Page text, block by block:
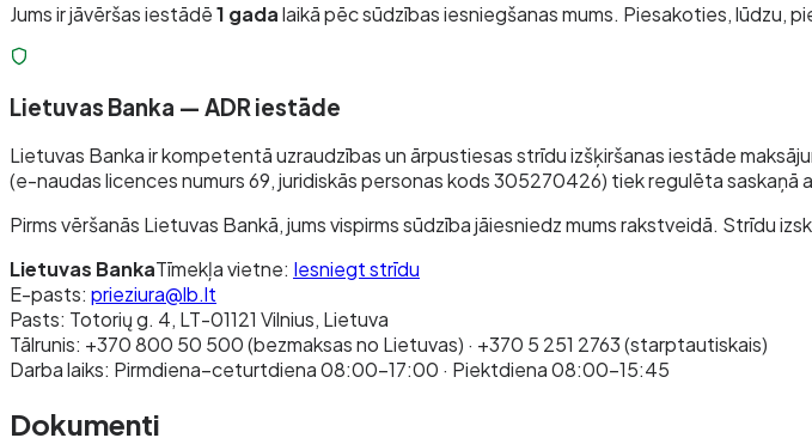
Jums ir jāvēršas iestādē1 gadalaikā pēc sūdzības iesniegšanas mums. Piesakoties, lūdzu,
Lietuvas Banka — ADR iestāde
Lietuvas Banka ir kompetentā uzraudzības un ārpustiesas strīdu izšķiršanas iestāde
(e-naudas licences numurs 69, juridiskās personas kods 305270426) tiek regulēta saskaņā
Pirms vēršanās Lietuvas Bankā, jums vispirms sūdzība jāiesniedz mums rakstveidā. Strīdu
Lietuvas BankaTīmekļa vietne: Iesniegt strīdu
E-pasts: prieziura@lb.lt
Pasts: Totorių g. 4, LT-01121 Vilnius, Lietuva
Tālrunis: +370 800 50 500 (bezmaksas no Lietuvas) · +370 5 251 2763 (starptautiskais)
Darba laiks: Pirmdiena–ceturtdiena 08:00–17:00 · Piektdiena 08:00–15:45
Dokumenti